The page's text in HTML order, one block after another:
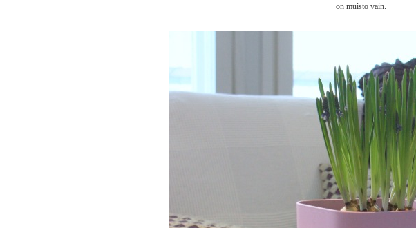
on muisto vain.